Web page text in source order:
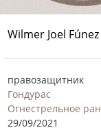
Wilmer Joel
правозащитник
Гондурас
Огнестрельное
29/09/2021